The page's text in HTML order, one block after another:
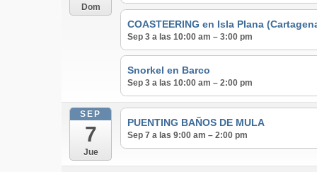
Dom
COASTEERING en Isla Plana
Sep 3 a las 10:00 am – 3:00 pm
Snorkel en Barco
Sep 3 a las 10:00 am – 2:00 pm
SEP
7
Jue
PUENTING BAÑOS DE MULA
Sep 7 a las 9:00 am – 2:00 pm